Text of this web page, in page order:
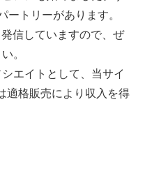
ートリーがあります。
信していますので、ぜ
。
エイトとして、当サイ
適格販売により収入を得